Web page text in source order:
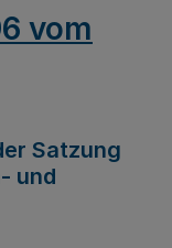
vom
Satzung
und